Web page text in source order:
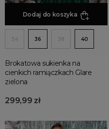
Dodaj do koszyka
34 36 38 40
Brokatowa sukienka na
cienkich ramiączkach Glare
zielona
299,99 zł